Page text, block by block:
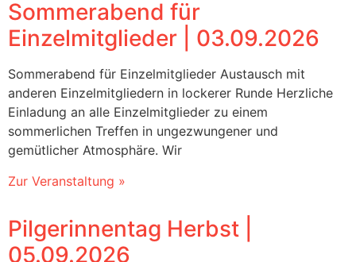
Sommerabend für
Einzelmitglieder | 03.09.2026
Sommerabend für Einzelmitglieder Austausch mit
anderen Einzelmitgliedern in lockerer Runde Herzliche
Einladung an alle Einzelmitglieder zu einem
sommerlichen Treffen in ungezwungener und
gemütlicher Atmosphäre. Wir
Zur Veranstaltung »
Pilgerinnentag Herbst |
05.09.2026